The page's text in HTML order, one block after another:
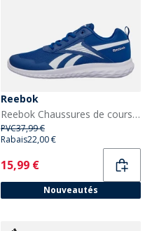
Reebok
Reebok Chaussures de course neutres Junior Rush Runner 5 Vector Blue/Vector Blue/Blanc
PVC37,99 €
Rabais22,00 €
Current
15,99 €
Nouveautés